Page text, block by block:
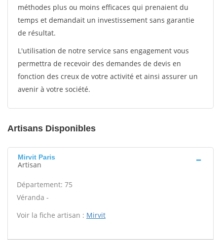
méthodes plus ou moins efficaces qui prenaient du
temps et demandait un investissement sans garantie
de résultat.
L'utilisation de notre service sans engagement vous
permettra de recevoir des demandes de devis en
fonction des creux de votre activité et ainsi assurer un
avenir à votre société.
Artisans Disponibles
Mirvit Paris
Artisan
Département: 75
Véranda -
Voir la fiche artisan : Mirvit